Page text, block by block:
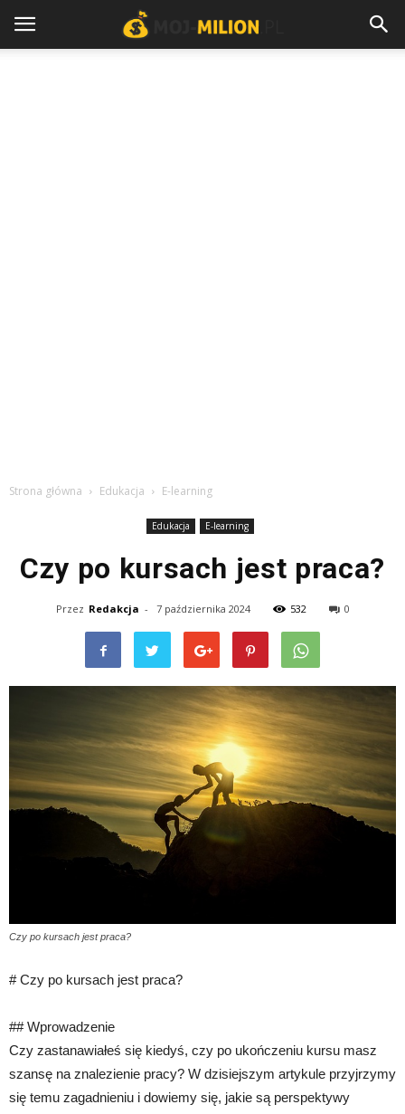
Strona główna Edukacja E-learning
Edukacja E-learning
Czy po kursach jest praca?
Przez Redakcja - 7 października 2024 532 0
Czy po kursach jest praca?
# Czy po kursach jest praca?
## Wprowadzenie
Czy zastanawiałeś się kiedyś, czy po ukończeniu kursu masz
szansę na znalezienie pracy? W dzisiejszym artykule przyjrzymy
się temu zagadnieniu i dowiemy się, jakie są perspektywy